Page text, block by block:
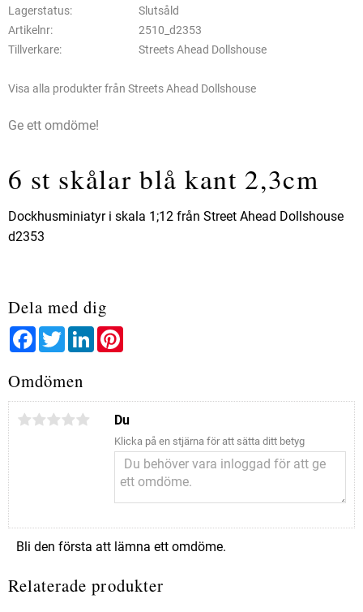
Lagerstatus
Slutsåld
Artikelnr
2510_d2353
Tillverkare
Streets Ahead Dollshouse
Visa alla produkter från Streets Ahead Dollshouse
Ge ett omdöme!
6 st skålar blå kant 2,3cm
Dockhusminiatyr i skala 1;12 från Street Ahead Dollshouse
d2353
Dela med dig
FacebookTwitterLinkedIn
Omdömen
Du
Klicka på en stjärna för att sätta ditt betyg
Bli den första att lämna ett omdöme.
Relaterade produkter